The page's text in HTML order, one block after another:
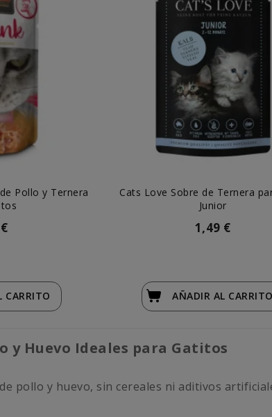
Pollo y Ternera
CARRITO
Cats Love Sobre de Ternera
Junior
1,49 €
AÑADIR AL CARRITO
y Huevo Ideales para Gatitos
pollo y huevo, sin cereales ni aditivos